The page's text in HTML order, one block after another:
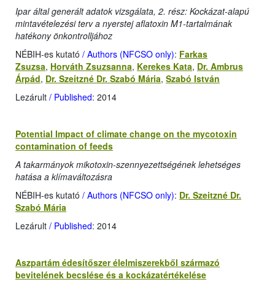
Ipar által generált adatok vizsgálata, 2. rész: Kockázat-alapú
mintavételezési terv a nyerstej aflatoxin M1-tartalmának
hatékony önkontrolljához
NÉBIH-es kutató / Authors (NFCSO only): Farkas
Zsuzsa, Horváth Zsuzsanna, Kerekes Kata, Dr. Ambrus
Árpád, Dr. Szeitzné Dr. Szabó Mária, Szabó István
Lezárult / Published: 2014
Potential Impact of climate change on the mycotoxin
contamination of feeds
A takarmányok mikotoxin-szennyezettségének lehetséges
hatása a klímaváltozásra
NÉBIH-es kutató / Authors (NFCSO only): Dr. Szeitzné Dr.
Szabó Mária
Lezárult / Published: 2014
Aszpartám édesítőszer élelmiszerekből származó
bevitelének becslése és a kockázatértékelése